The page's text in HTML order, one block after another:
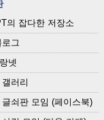
의 잡다한 저장소
그
넷
러리
쇠판 모임 (페이스북)